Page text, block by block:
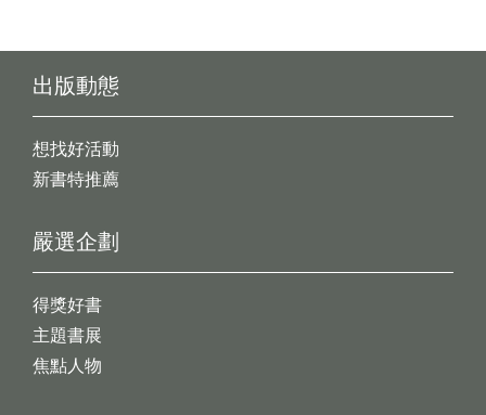
出版動態
想找好活動
新書特推薦
嚴選企劃
得獎好書
主題書展
焦點人物